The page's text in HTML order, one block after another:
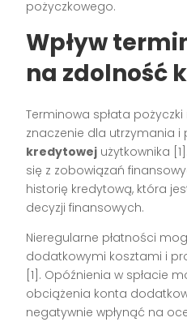
pożyczkowego.
Wpływ
na zdolność
Terminowa spłata
znaczenie dla utrzymania i
kredytowej użytkownika
się z zobowiązań
historię kredytową, która
decyzji finansowych.
Nieregularne płatności
dodatkowymi kosztami i
[1]. Opóźnienia w spłacie
obciążenia konta
negatywnie wpłynąć na